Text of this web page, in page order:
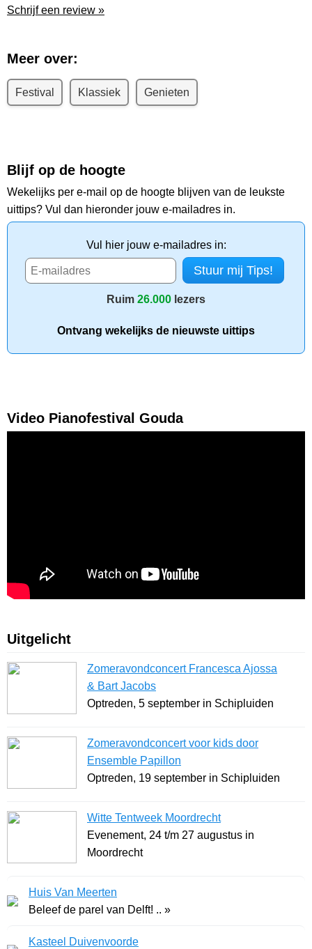
Schrijf een review »
Meer over:
Festival Klassiek Genieten
Blijf op de hoogte
Wekelijks per e-mail op de hoogte blijven van de leukste
uittips? Vul dan hieronder jouw e-mailadres in.
Vul hier jouw e-mailadres in:
Ruim 26.000 lezers
Ontvang wekelijks de nieuwste uittips
Video Pianofestival Gouda
Uitgelicht
Zomeravondconcert Francesca Ajossa
& Bart Jacobs
Optreden, 5 september in Schipluiden
Zomeravondconcert voor kids door
Ensemble Papillon
Optreden, 19 september in Schipluiden
Witte Tentweek Moordrecht
Evenement, 24 t/m 27 augustus in
Moordrecht
Huis Van Meerten
Beleef de parel van Delft! .. »
Kasteel Duivenvoorde